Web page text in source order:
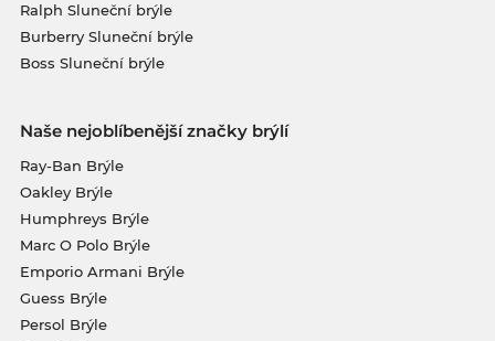
Ralph Sluneční brýle
Burberry Sluneční brýle
Boss Sluneční brýle
Naše nejoblíbenější značky brýlí
Ray-Ban Brýle
Oakley Brýle
Humphreys Brýle
Marc O Polo Brýle
Emporio Armani Brýle
Guess Brýle
Persol Brýle